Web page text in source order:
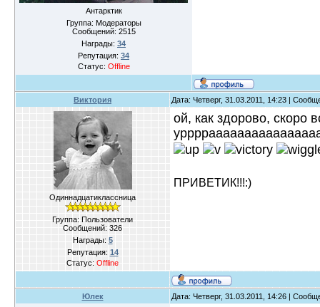
Антарктик
Группа: Модераторы
Сообщений: 2515
Награды: 34
Репутация: 34
Статус: Offline
Виктория Дата: Четверг, 31.03.2011, 14:23 |
Одиннадцатиклассница
Группа: Пользователи
Сообщений: 326
Награды: 5
Репутация: 14
Статус: Offline
ой, как здорово, скоро
ПРИВЕТИК!!!:)
Юлек Дата: Четверг, 31.03.2011, 14:26 |